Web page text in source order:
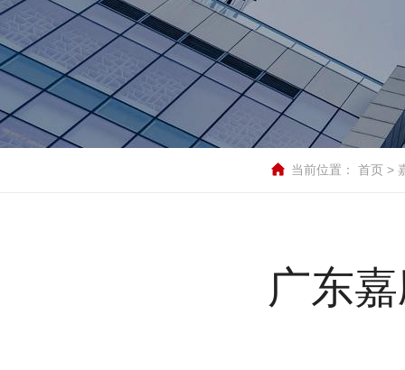
当前位置： 首页 >
广东